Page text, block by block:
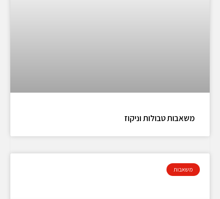
משאבות טבולות וניקוז
משאבות